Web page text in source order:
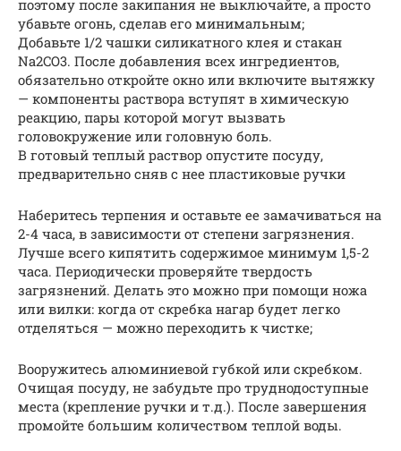
поэтому после закипания не выключайте, а просто
убавьте огонь, сделав его минимальным;
Добавьте 1/2 чашки силикатного клея и стакан
Na2CO3. После добавления всех ингредиентов,
обязательно откройте окно или включите вытяжку
— компоненты раствора вступят в химическую
реакцию, пары которой могут вызвать
головокружение или головную боль.
В готовый теплый раствор опустите посуду,
предварительно сняв с нее пластиковые ручки
Наберитесь терпения и оставьте ее замачиваться на
2-4 часа, в зависимости от степени загрязнения.
Лучше всего кипятить содержимое минимум 1,5-2
часа. Периодически проверяйте твердость
загрязнений. Делать это можно при помощи ножа
или вилки: когда от скребка нагар будет легко
отделяться — можно переходить к чистке;
Вооружитесь алюминиевой губкой или скребком.
Очищая посуду, не забудьте про труднодоступные
места (крепление ручки и т.д.). После завершения
промойте большим количеством теплой воды.